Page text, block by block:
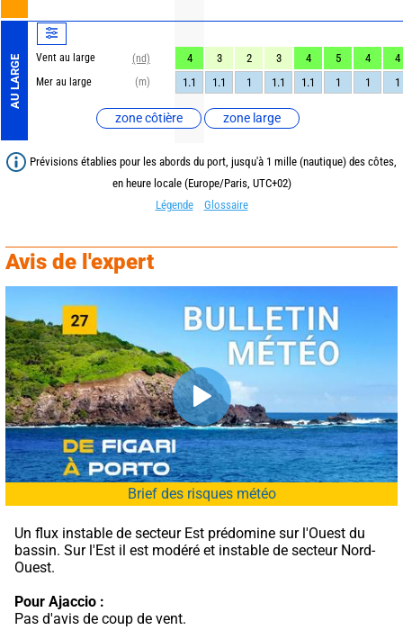
AU LARGE Vent au large
(nd)
Mer au large
(m)
zone côtière zone large
4 3 2 3 4 5 4
4
1.1
1.1 1 1.1 1.1 1 1 1
Prévisions établies pour les abords du port, jusqu'à 1 mille (nautique) des côtes,
en heure locale (Europe/Paris, UTC+02)
Légende
Glossaire
Avis de l'expert
Brief des risques météo
Un flux instable de secteur Est prédomine sur l'Ouest du
bassin. Sur l'Est il est modéré et instable de secteur Nord-
Ouest.
Pour Ajaccio :
Pas d'avis de coup de vent.